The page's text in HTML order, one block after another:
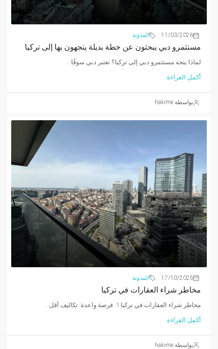
11/03/2026 المدونة
مستثمرو دبي يبحثون عن خطة بديلة يتجهون بها إلى تركيا
لماذا يتجه مستثمرو دبي إلى تركيا؟ تعتبر دبي سوقًا...
أكمل القراءة
بواسطة hakime
17/10/2025 المدونة
مخاطر شراء العقارات في تركيا
مخاطر شراء العقارات في تركيا 1: فرصة واعدة: تكاليف أقل...
أكمل القراءة
بواسطة hakime